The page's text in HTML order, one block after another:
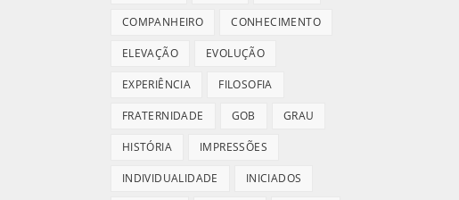
COMPANHEIRO CONHECIMENTO
ELEVAÇÃO EVOLUÇÃO
EXPERIÊNCIA FILOSOFIA
FRATERNIDADE GOB GRAU
HISTÓRIA IMPRESSÕES
INDIVIDUALIDADE INICIADOS